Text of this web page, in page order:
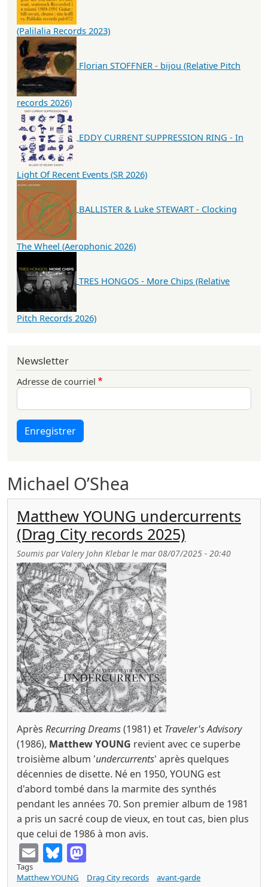
Michael O’Shea
Matthew YOUNG undercurrents
(Drag City records 2025)
Soumis par Valery John Klebarle mar 08/07/2025 - 20:40
Après Recurring Dreams(1981) et Traveler's Advisory
(1986), Matthew YOUNG revient avec ce superbe
troisième album 'undercurrents' après quelques
décennies de disette. Né en 1950, YOUNG est
d'abord tombé dans la marmite des synthés
pendant les années 70. Son premier album de 1981
a pris un sacré coup de vieux, en tout cas, bien plus
que celui de 1986 à mon avis.
EmailBluesky
Tags
Matthew YOUNG
Drag City records
avant-garde
(Palilalia Records 2023)
Florian STOFFNER - bijou (Relative Pitch
records 2026)
EDDY CURRENT SUPPRESSION RING - In
Light Of Recent Events (SR 2026)
BALLISTER & Luke STEWART - Clocking
The Wheel (Aerophonic 2026)
TRES HONGOS - More Chips (Relative
Pitch Records 2026)
Newsletter
Adresse de courriel
Enregistrer